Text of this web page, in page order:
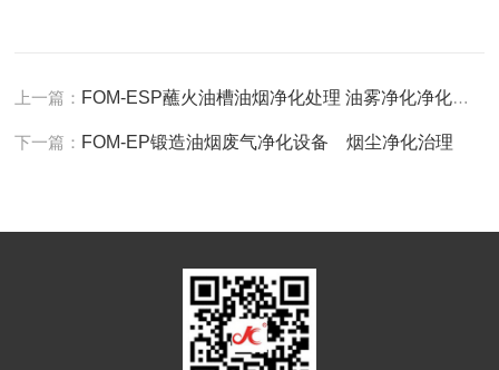
上一篇： FOM-ESP蘸火油槽油烟净化处理 油雾净化净化方案
下一篇： FOM-EP锻造油烟废气净化设备 烟尘净化治理